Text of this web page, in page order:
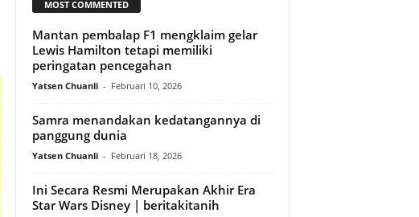
MOST COMMENTED
Mantan pembalap F1 mengklaim gelar
Lewis Hamilton tetapi memiliki
peringatan pencegahan
Yatsen Chuanli - Februari 10, 2026
Samra menandakan kedatangannya di
panggung dunia
Yatsen Chuanli - Februari 18, 2026
Ini Secara Resmi Merupakan Akhir Era
Star Wars Disney | beritakitanih